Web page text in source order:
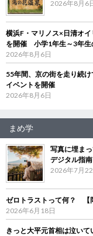
2026年8月6
横浜F・マリノス×日清オ
を開催 小学1年生～3年生
2026年8月6日
55年間、京の街を走り続
イベントを開催
2026年8月6日
まめ学
写真に埋ま
デジタル指南
2026年7月
ゼロトラストって何？ 【
2026年6月18日
きっと大平元首相は泣い